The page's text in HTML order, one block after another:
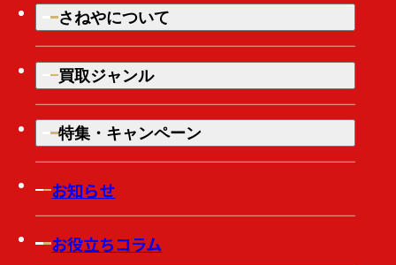
さねやについて
買取ジャンル
特集・キャンペーン
お知らせ
お役立ちコラム